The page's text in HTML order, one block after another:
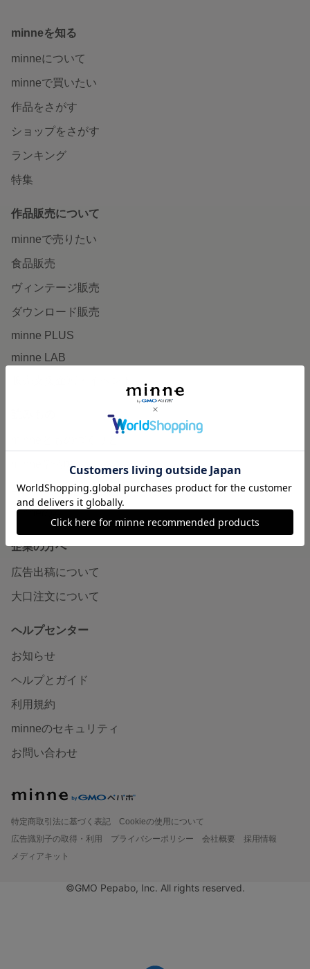
minneを知る
minneについて
minneで買いたい
作品をさがす
ショップをさがす
ランキング
特集
作品販売について
minneで売りたい
食品販売
ヴィンテージ販売
ダウンロード販売
minne PLUS
minne LAB
minne学習帖
ニュース
minneの本
企業の方へ
広告出稿について
大口注文について
ヘルプセンター
お知らせ
ヘルプとガイド
利用規約
minneのセキュリティ
お問い合わせ
特定商取引法に基づく表記
Cookieの使用について
広告識別子の取得・利用
プライバシーポリシー 会社概要
採用情報
メディアキット
©GMO Pepabo, Inc. All rights reserved.